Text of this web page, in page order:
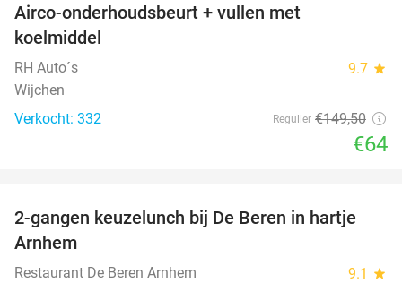
Airco-onderhoudsbeurt + vullen met
koelmiddel
RH Auto´s 9.7 star
Wijchen
Verkocht: 332
Regulier €149,50
€64
43%
2-gangen keuzelunch bij De Beren in hartje
Arnhem
Restaurant De Beren Arnhem 9.1 star